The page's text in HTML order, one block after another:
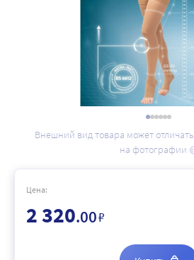
Внешний вид товара может
на фотографии
Цена:
2 320.00₽